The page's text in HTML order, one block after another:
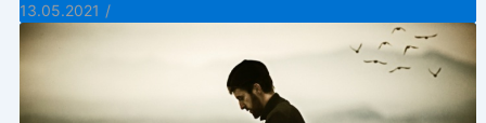
13.05.2021 /